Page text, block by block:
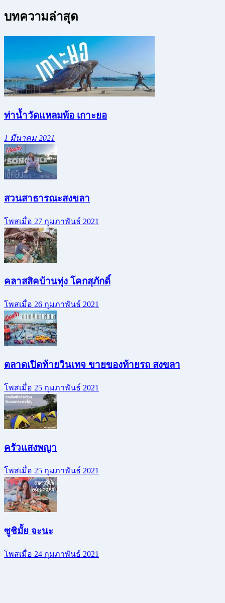
บทความล่าสุด
ท่าน้ำวัดแหลมพ้อ เกาะยอ
1 มีนาคม 2021
สวนสาธารณะสงขลา
โพสเมื่อ 27 กุมภาพันธ์ 2021
คลาสสิคบ้านทุ่ง โคกสุภักดิ์
โพสเมื่อ 26 กุมภาพันธ์ 2021
ตลาดเปิดท้ายวินเทจ ขายของท้ายรถ สงขลา
โพสเมื่อ 25 กุมภาพันธ์ 2021
ครัวแสงพญา
โพสเมื่อ 25 กุมภาพันธ์ 2021
ซูชิมั้ย จะนะ
โพสเมื่อ 24 กุมภาพันธ์ 2021